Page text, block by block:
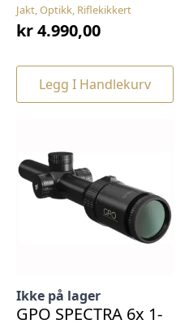
Jakt, Optikk, Riflekikkert
kr4.990,00
Legg I Handlekurv
Ikke på lager
GPO SPECTRA 6x 1-